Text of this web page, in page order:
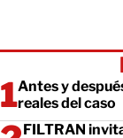
Antes y
reales del caso
FILTRAN